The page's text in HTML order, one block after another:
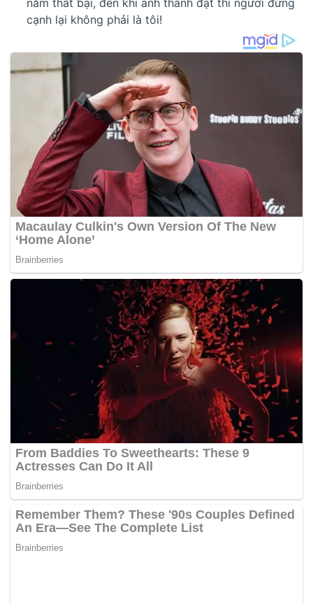
cạnh lại không phải là tôi!